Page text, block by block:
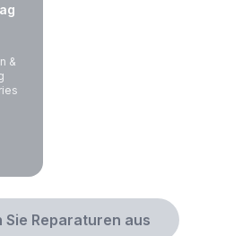
&
Sie Reparaturen aus